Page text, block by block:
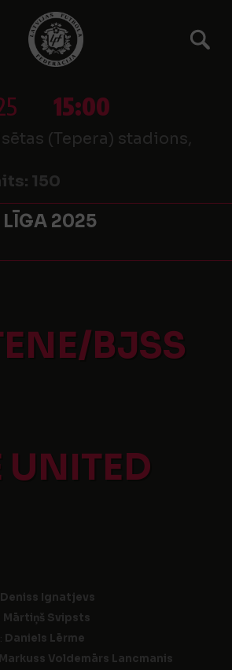
15:00
(Tepera) stadions,
150
LĪGA 2025
BJSS
UNITED
Deniss Ignatjevs
Mārtiņš Svipsts
Daniels Lērme
Markuss Voldemārs Lancmanis